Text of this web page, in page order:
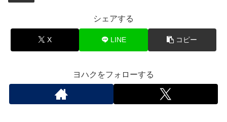
シェアする
X LINE コピー
ヨハクをフォローする